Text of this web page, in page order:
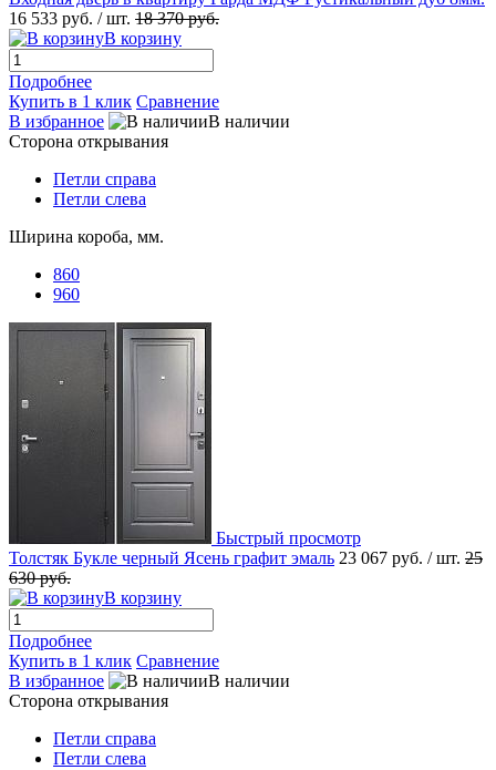
16 533 руб. / шт. 18 370 руб.
В корзину
Подробнее
Купить в 1 клик Сравнение
В избранное
В наличии
Сторона открывания
Петли справа
Петли слева
Ширина короба, мм.
860
960
Быстрый просмотр
Толстяк Букле черный Ясень графит эмаль 23 067 руб. / шт. 25
630 руб.
В корзину
Подробнее
Купить в 1 клик Сравнение
В избранное
В наличии
Сторона открывания
Петли справа
Петли слева